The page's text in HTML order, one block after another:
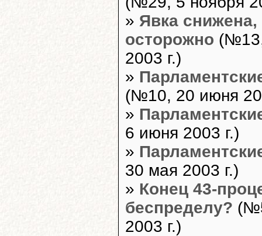
» Явка снижена,
осторожно
2003 г.)
»
(№10, 20 июня
»
6 июня 2003 г.)
»
30 мая 2003 г.)
» Конец 43-
беспределу?
2003 г.)